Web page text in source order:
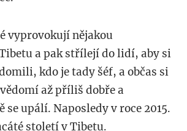
vyprovokují nějakou
a pak střílejí do lidí, aby si
kdo je tady šéf, a občas si
až příliš dobře a
upálí. Naposledy v roce 2015.
století v Tibetu.